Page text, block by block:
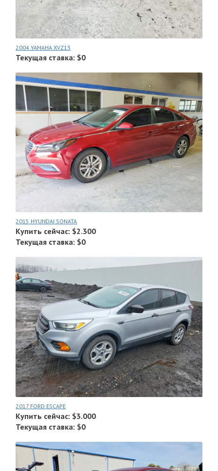
2004 YAMAHA XVZ13
Текущая ставка: $0
2015 HYUNDAI SONATA
Купить сейчас: $2.300
Текущая ставка: $0
2017 FORD ESCAPE
Купить сейчас: $3.000
Текущая ставка: $0